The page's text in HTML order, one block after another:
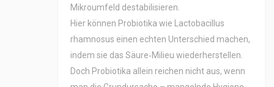
Mikroumfeld destabilisieren.
Hier können Probiotika wie Lactobacillus
rhamnosus einen echten Unterschied machen,
indem sie das Säure‑Milieu wiederherstellen.
Doch Probiotika allein reichen nicht aus, wenn